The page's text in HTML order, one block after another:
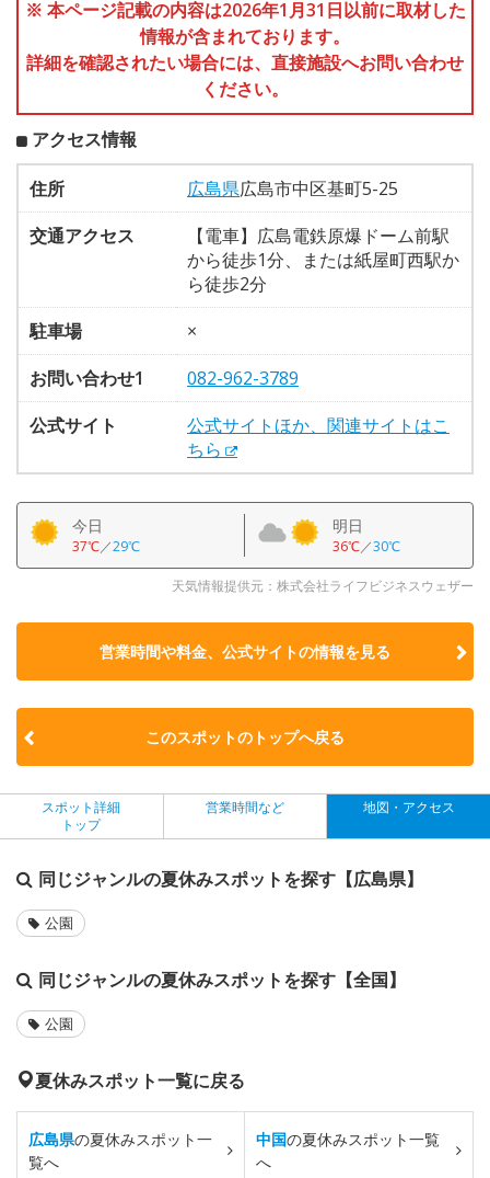
※ 本ページ記載の内容は2026年1月31日以前に取材した
情報が含まれております。
詳細を確認されたい場合には、直接施設へお問い合わせ
ください。
アクセス情報
住所 広島県広島市中区基町5-25
交通アクセス
【電車】広島電鉄原爆ドーム前駅
から徒歩1分、または紙屋町西駅か
ら徒歩2分
駐車場
×
お問い合わせ1
082-962-3789
公式サイト
公式サイトほか、関連サイトはこ
ちら
今日
37℃／29℃
明日
36℃／30℃
天気情報提供元：株式会社ライフビジネスウェザー
営業時間や料金、公式サイトの情報を見る
このスポットのトップへ戻る
スポット詳細
トップ
営業時間など 地図・アクセス
同じジャンルの夏休みスポットを探す【広島県】
公園
同じジャンルの夏休みスポットを探す【全国】
公園
夏休みスポット一覧に戻る
広島県の夏休みスポット一
覧へ
中国の夏休みスポット一覧
へ